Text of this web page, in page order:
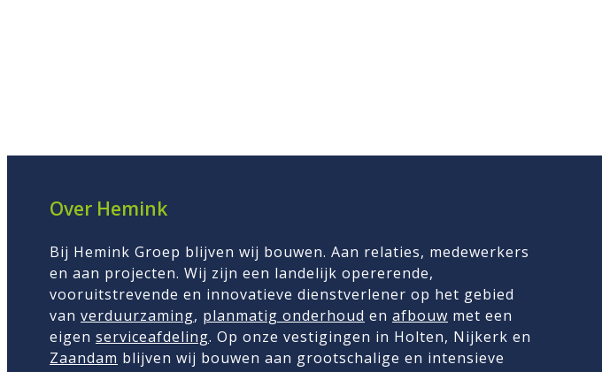
Over Hemink
Bij Hemink Groep blijven wij bouwen. Aan relaties, medewerkers
en aan projecten. Wij zijn een landelijk opererende,
vooruitstrevende en innovatieve dienstverlener op het gebied
van verduurzaming, planmatig onderhoud en afbouw met een
eigen serviceafdeling. Op onze vestigingen in Holten, Nijkerk en
Zaandam blijven wij bouwen aan grootschalige en intensieve